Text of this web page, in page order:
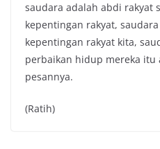
saudara adalah abdi rakyat
kepentingan rakyat,
kepentingan rakyat kita,
perbaikan hidup mereka itu
pesannya.
(Ratih)